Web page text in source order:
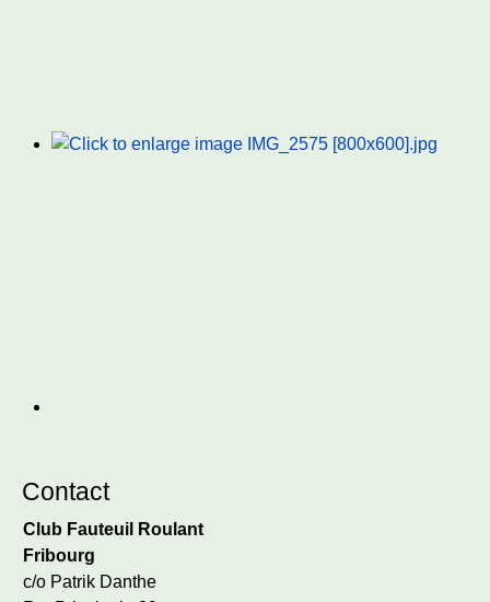
Contact
Club Fauteuil Roulant
Fribourg
c/o Patrik Danthe